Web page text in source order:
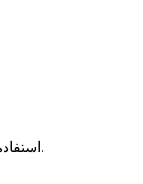
استفاده از مطالب سایت با ذکر منبع بلامانع میباشد.